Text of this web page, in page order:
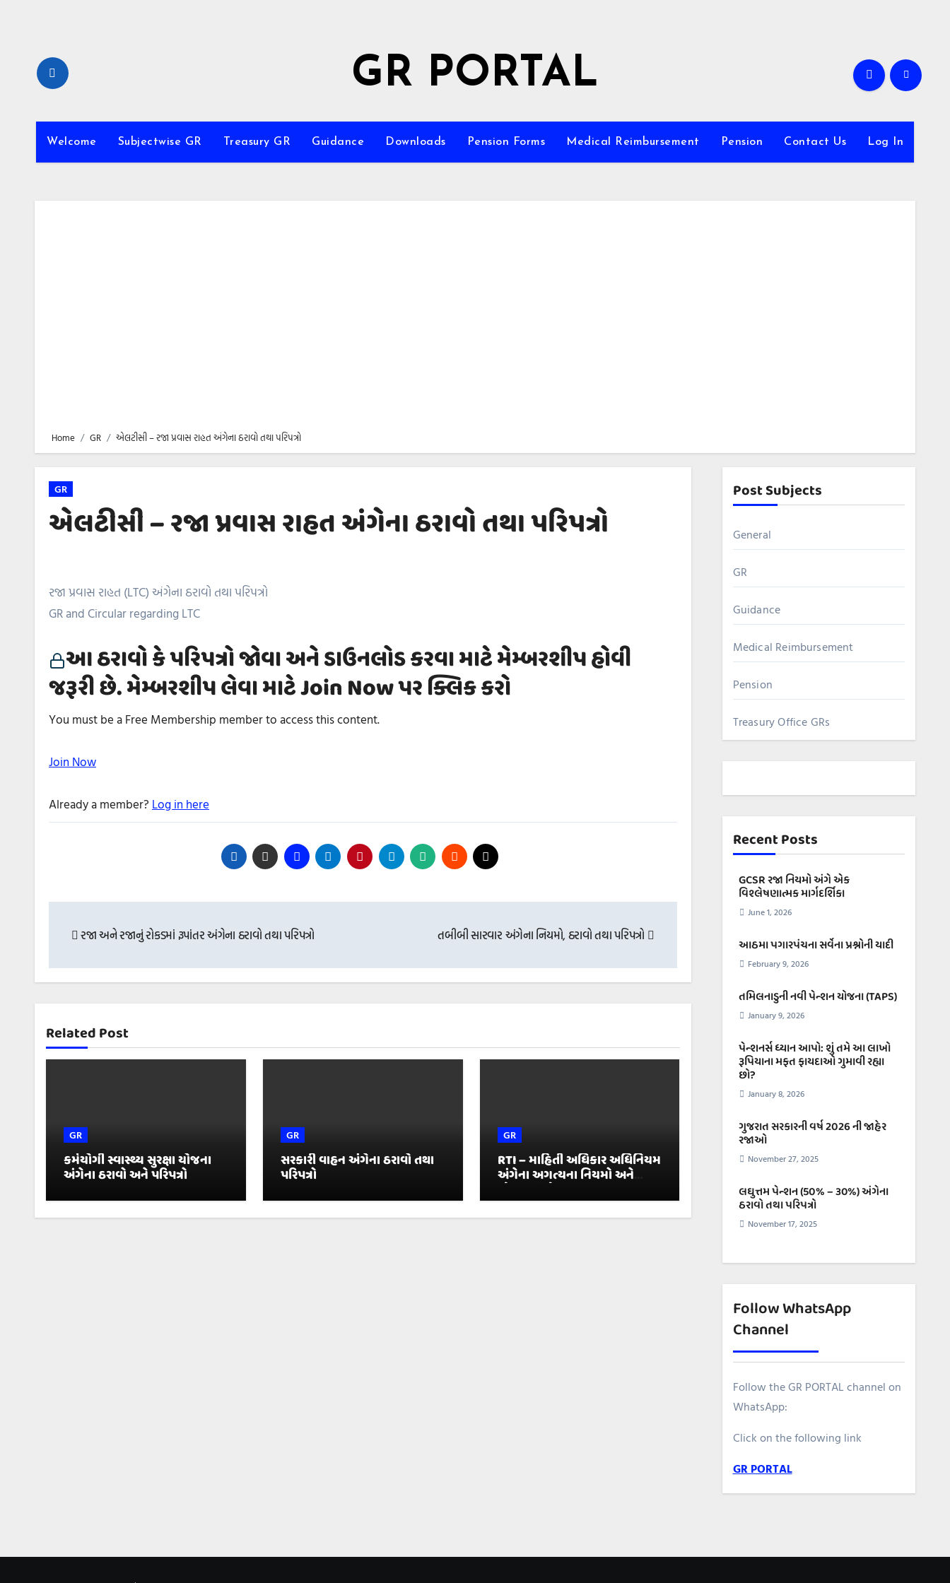
GR PORTAL
Welcome Subjectwise GR Treasury GR Guidance Downloads Pension Forms Medical Reimbursement Pension Contact Us Log In
Home GR એલટીસી – રજા પ્રવાસ રાહત અંગેના ઠરાવો તથા પરિપત્રો
GR
એલટીસી – રજા પ્રવાસ રાહત અંગેના ઠરાવો તથા પરિપત્રો
રજા પ્રવાસ રાહત (LTC) અંગેના ઠરાવો તથા પરિપત્રો
GR and Circular regarding LTC
આ ઠરાવો કે પરિપત્રો જોવા અને ડાઉનલોડ કરવા માટે મેમ્બરશીપ હોવી
જરૂરી છે. મેમ્બરશીપ લેવા માટે Join Now પર ક્લિક કરો
You must be a Free Membership member to access this content.
Join Now
Already a member? Log in here
navigation
રજા અને રજાનું રોકડમાં રૂપાંતર અંગેના ઠરાવો તથા પરિપત્રો તબીબી સારવાર અંગેના નિયમો, ઠરાવો તથા પરિપત્રો
Related Post
GR
કર્મયોગી સ્વાસ્થ્ય સુરક્ષા યોજના
અંગેના ઠરાવો અને પરિપત્રો
GR
સરકારી વાહન અંગેના ઠરાવો તથા
પરિપત્રો
GR
RTI – માહિતી અધિકાર અધિનિયમ
અંગેના અગત્યના નિયમો અને
Post Subjects
General
GR
Guidance
Medical Reimbursement
Pension
Treasury Office GRs
Recent Posts
GCSR રજા નિયમો અંગે એક
વિશ્લેષણાત્મક માર્ગદર્શિકા
June 1, 2026
આઠમા પગારપંચના સર્વેના પ્રશ્નોની યાદી
February 9, 2026
તમિલનાડુની નવી પેન્શન યોજના (TAPS)
January 9, 2026
પેન્શનર્સ ધ્યાન આપો: શું તમે આ લાખો
રૂપિયાના મફત ફાયદાઓ ગુમાવી રહ્યા
છો?
January 8, 2026
ગુજરાત સરકારની વર્ષ 2026 ની જાહેર
રજાઓ
November 27, 2025
લઘુત્તમ પેન્શન (50% – ૩૦%) અંગેના
ઠરાવો તથા પરિપત્રો
November 17, 2025
Follow WhatsApp
Channel
Follow the GR PORTAL channel on
WhatsApp:
Click on the following link
GR PORTAL